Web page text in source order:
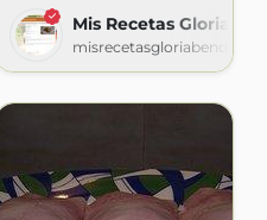
Mis Recetas Gloria